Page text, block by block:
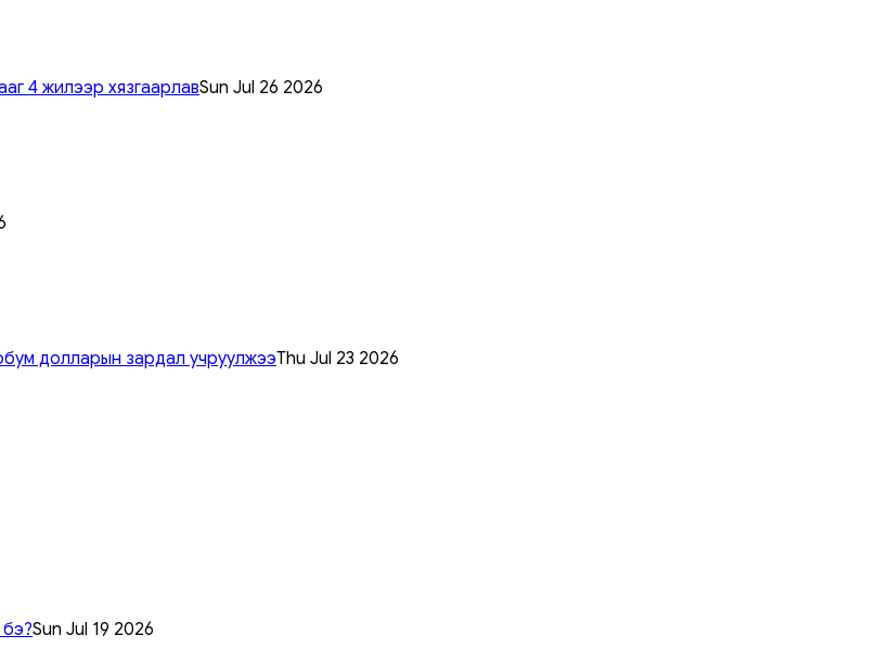
4 жилээр хязгаарлавSun Jul 26 2026
долларын зардал учруулжээThu Jul 23 2026
Sun Jul 19 2026